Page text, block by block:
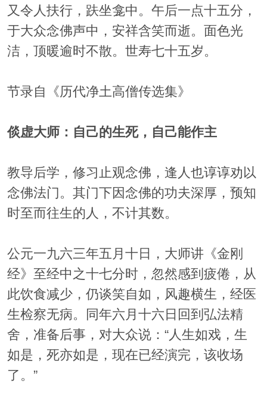
又令人扶行，趺坐龛中。午后一点十五分，
于大众念佛声中，安祥含笑而逝。面色光
洁，顶暖逾时不散。世寿七十五岁。
节录自《历代净土高僧传选集》
倓虚大师：自己的生死，自己能作主
教导后学，修习止观念佛，逢人也谆谆劝以
念佛法门。其门下因念佛的功夫深厚，预知
时至而往生的人，不计其数。
公元一九六三年五月十日，大师讲《金刚
经》至经中之十七分时，忽然感到疲倦，从
此饮食减少，仍谈笑自如，风趣横生，经医
生检察无病。同年六月十六日回到弘法精
舍，准备后事，对大众说：“人生如戏，生
如是，死亦如是，现在已经演完，该收场
了。”